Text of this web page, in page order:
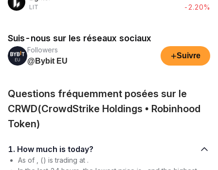
LIT
-2.20%
Suis-nous sur les réseaux sociaux
Followers
@Bybit EU
+Suivre
Questions fréquemment posées sur le
CRWD(CrowdStrike Holdings • Robinhood
Token)
1. How much is today?
As of , () is trading at .